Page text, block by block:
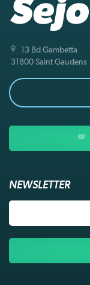
13 Bd Gambetta
31800 Saint Gaudens
NEWSLETTER